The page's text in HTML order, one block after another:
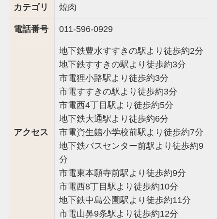
カテゴリ 焼肉
電話番号 011-596-0929
アクセス
地下鉄豊水すすきの駅より徒歩約2分
地下鉄すすきの駅より徒歩約3分
市電狸小路駅より徒歩約3分
市電すすきの駅より徒歩約3分
市電西4丁目駅より徒歩約5分
地下鉄大通駅より徒歩約6分
市電資生館小学校前駅より徒歩約7分
地下鉄バスセンター前駅より徒歩約9
分
市電東本願寺前駅より徒歩約9分
市電西8丁目駅より徒歩約10分
地下鉄中島公園駅より徒歩約11分
市電山鼻9条駅より徒歩約12分